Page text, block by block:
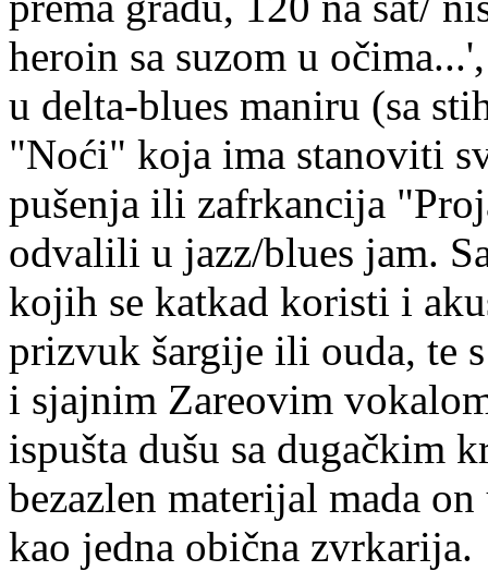
heroin sa suzom u
u delta-blues maniru (sa
"Noći" koja ima stanoviti
pušenja ili zafrkancija
odvalili u jazz/blues jam.
kojih se katkad koristi i
prizvuk šargije ili ouda, te
i sjajnim Zareovim
ispušta dušu sa dugačkim
bezazlen materijal mada
kao jedna obična zvrkarija.